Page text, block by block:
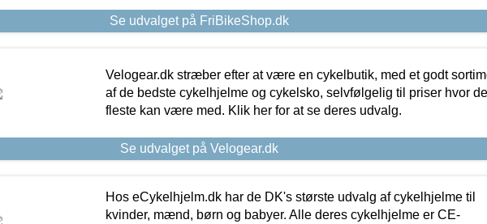
Se udvalget på FriBikeShop.dk
Velogear.dk stræber efter at være en cykelbutik, med et godt
af de bedste cykelhjelme og cykelsko, selvfølgelig til priser hvor de
fleste kan være med. Klik her for at se deres udvalg.
Se udvalget på Velogear.dk
Hos eCykelhjelm.dk har de DK's største udvalg af cykelhjelme til
kvinder, mænd, børn og babyer. Alle deres cykelhjelme er CE-